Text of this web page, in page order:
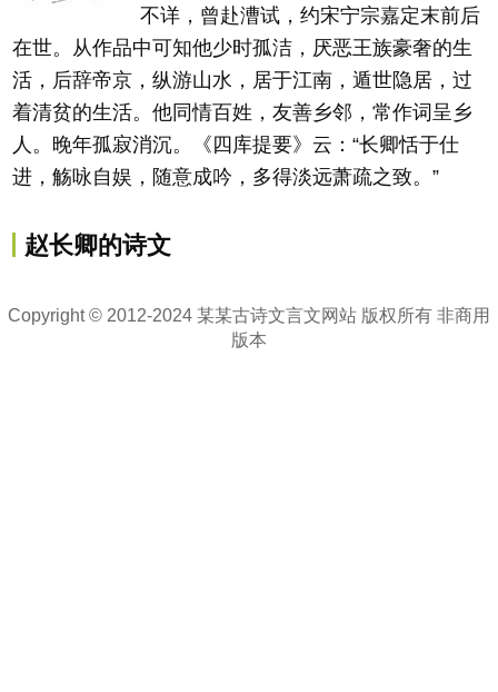
不详，曾赴漕试，约宋宁宗嘉定末前后
在世。从作品中可知他少时孤洁，厌恶王族豪奢的生
活，后辞帝京，纵游山水，居于江南，遁世隐居，过
着清贫的生活。他同情百姓，友善乡邻，常作词呈乡
人。晚年孤寂消沉。《四库提要》云：“长卿恬于仕
进，觞咏自娱，随意成吟，多得淡远萧疏之致。”
赵长卿的诗文
Copyright © 2012-2024 某某古诗文言文网站 版权所有 非商用
版本